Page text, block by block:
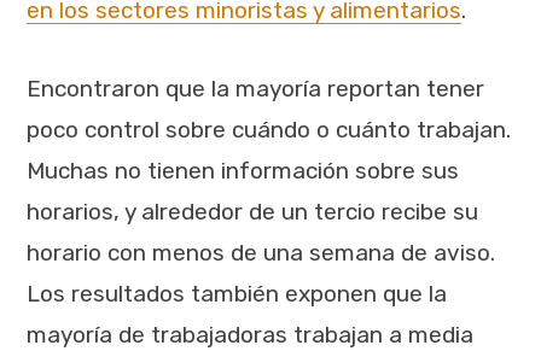
en los sectores minoristas y alimentarios.
Encontraron que la mayoría reportan tener
poco control sobre cuándo o cuánto trabajan.
Muchas no tienen información sobre sus
horarios, y alrededor de un tercio recibe su
horario con menos de una semana de aviso.
Los resultados también exponen que la
mayoría de trabajadoras trabajan a media